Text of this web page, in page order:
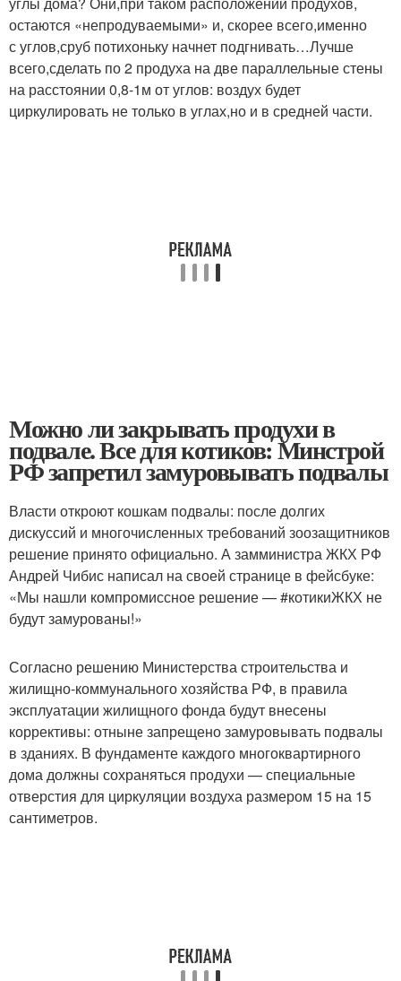
остаются «непродуваемыми» и, скорее всего,именно
с углов,сруб потихоньку начнет подгнивать…Лучше
всего,сделать по 2 продуха на две параллельные стены
на расстоянии 0,8-1м от углов: воздух будет
циркулировать не только в углах,но и в средней части.
Можно ли закрывать продухи в
подвале. Все для котиков: Минстрой
РФ запретил замуровывать подвалы
Власти откроют кошкам подвалы: после долгих
дискуссий и многочисленных требований зоозащитников
решение принято официально. А замминистра ЖКХ РФ
Андрей Чибис написал на своей странице в фейсбуке:
«Мы нашли компромиссное решение — #котикиЖКХ не
будут замурованы!»
Согласно решению Министерства строительства и
жилищно-коммунального хозяйства РФ, в правила
эксплуатации жилищного фонда будут внесены
коррективы: отныне запрещено замуровывать подвалы
в зданиях. В фундаменте каждого многоквартирного
дома должны сохраняться продухи — специальные
отверстия для циркуляции воздуха размером 15 на 15
сантиметров.